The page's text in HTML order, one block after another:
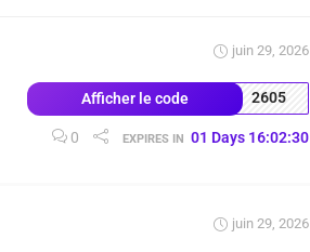
juin 29, 2026
Afficher le code 2605
0 EXPIRES IN 01 Days 16:02:29
juin 29, 2026